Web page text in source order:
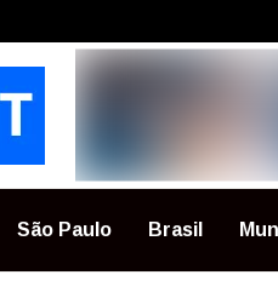
São Paulo Brasil